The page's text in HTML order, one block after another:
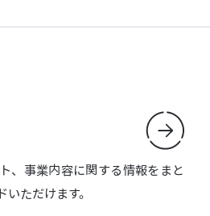
、事業内容に関する情報をまと
ただけます。